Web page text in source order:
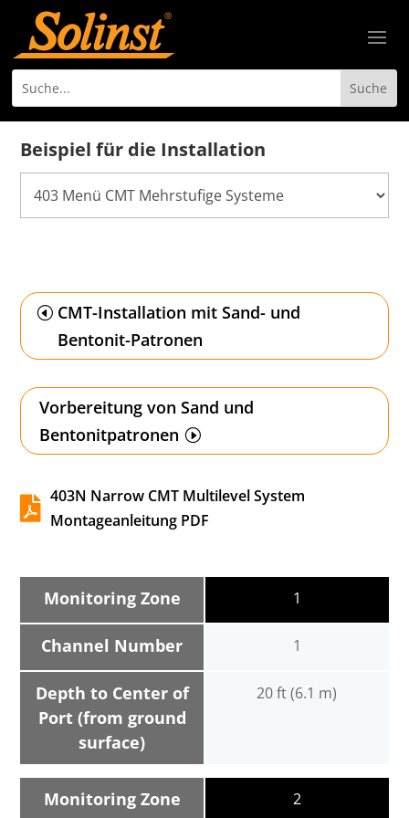
Beispiel für die Installation
CMT-Installation mit Sand- und
Bentonit-Patronen
Vorbereitung von Sand und
Bentonitpatronen
 403N Narrow CMT Multilevel System
Montageanleitung PDF
Monitoring Zone
Channel Number
Depth to Center of
Port (from ground
surface)
1
1
20 ft (6.1 m)
Monitoring Zone 2